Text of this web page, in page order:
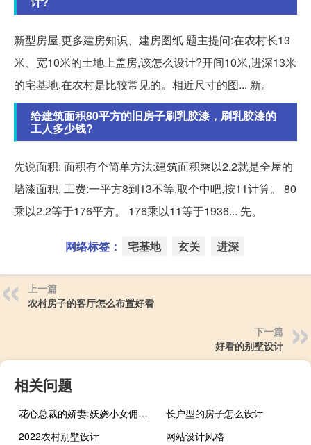
新型房屋,更多建房知识、建房图纸 题主提问:在农村长13
米、宽10米的土地上盖房,该怎么设计?开间10米,进深13米
的宅基地,在农村是比较常见的。相近尺寸的图... 新。
给建筑面积80平方的旧房子刷乳胶漆，刷乳胶漆的
工人多少钱?
先说面积: 面积有个简单方法:建筑面积乘以2.2就是全屋的
墙漆面积, 工费:一平方8到13不等,取个中吧,按11计算。 80
乘以2.2等于176平方。 176乘以11等于1936... 先。
网络标签： 宅基地 玄关 进深
上一篇
农村房子的客厅怎么布置好看
下一篇
好看的别墅设计
相关问题
花心总裁的娇妻:妖娆小女佣简介小说（花心总裁的娇妻：妖娆小女佣简介）
长户型的房子怎么设计
2022农村别墅设计
网站设计风格